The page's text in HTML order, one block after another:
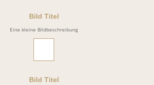
Bild Titel
Eine kleine Bildbeschreibung
Bild Titel